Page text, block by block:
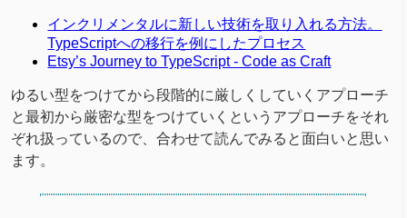
インクリメンタルに新しい技術を取り入れる方法。
TypeScriptへの移行を例にしたプロセス
Etsy’s Journey to TypeScript - Code as Craft
ゆるい型をつけてから段階的に厳しくしていくアプローチ
と最初から厳密な型をつけていくというアプローチをそれ
ぞれ扱っているので、合わせて読んでみると面白いと思い
ます。